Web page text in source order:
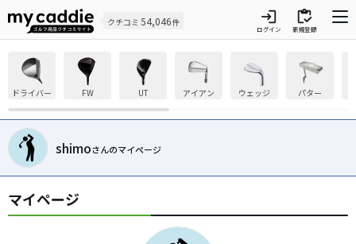
クチコミ 54,046件 login
ログイン
inventory
新規登録
ドライバー FW UT アイアン ウェッジ パター
shimoさんのマイページ
マイページ